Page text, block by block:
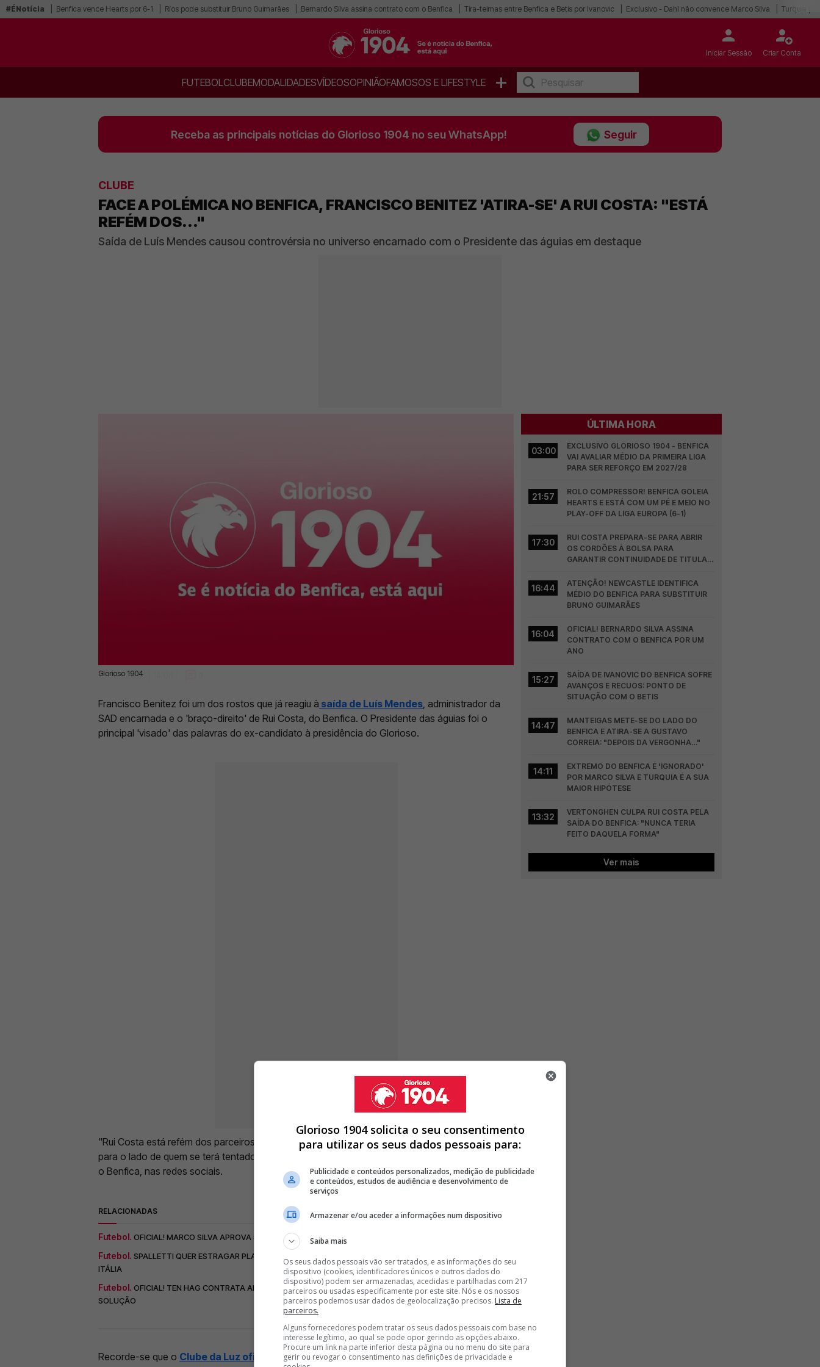
#ÉNotícia Benfica vence Hearts por 6-1 Ríos pode substituir Bruno Guimarães Bernardo Silva assina contrato com o Benfica Tira-teimas entre Benfica e Betis por Ivanovic Exclusivo - Dahl não convence Marco Silva Turquia
Iniciar Sessão Criar Conta
FUTEBOLCLUBEMODALIDADESVÍDEOSOPINIÃOFAMOSOS E LIFESTYLE +
Receba as principais notícias do Glorioso 1904 no seu WhatsApp! Seguir
CLUBE
FACE A POLÉMICA NO BENFICA, FRANCISCO BENITEZ 'ATIRA-SE' A RUI COSTA: "ESTÁ
REFÉM DOS..."
Saída de Luís Mendes causou controvérsia no universo encarnado com o Presidente das águias em destaque
Glorioso 1904
13 Jun 2024 | 14:04 |
Francisco Benitez foi um dos rostos que já reagiu à saída de Luís Mendes , administrador da
SAD encarnada e o 'braço-direito' de Rui Costa, do Benfica. O Presidente das águias foi o
principal 'visado' das palavras do ex-candidato à presidência do Glorioso.
"Rui Costa está refém dos parceiros vieiristas que escolheu e alimentou. Hoje a corda partiu
para o lado de quem se terá tentado opor, como sempre", escreveu o líder do Movimento Servir
o Benfica, nas redes sociais.
RELACIONADAS
Futebol. OFICIAL! MARCO SILVA APROVA SAÍDA DE MÉDIO DO BENFICA PARA GUIMARÃES
Futebol. SPALLETTI QUER ESTRAGAR PLANOS DE MARCO SILVA E PRETENDE LEVAR ALVO DO BENFICA PARA
ITÁLIA
Futebol. OFICIAL! TEN HAG CONTRATA ALVO DO BENFICA E OBRIGA MARCO SILVA A PROCURAR OUTRA
SOLUÇÃO
< >
Recorde-se que o Clube da Luz oficializou a saída de Luís Mendesda estrutura encarnada
ÚLTIMA HORA
03:00
EXCLUSIVO GLORIOSO 1904 - BENFICA
VAI AVALIAR MÉDIO DA PRIMEIRA LIGA
PARA SER REFORÇO EM 2027/28
21:57
ROLO COMPRESSOR! BENFICA GOLEIA
HEARTS E ESTÁ COM UM PÉ E MEIO NO
PLAY-OFF DA LIGA EUROPA (6-1)
17:30
RUI COSTA PREPARA-SE PARA ABRIR
OS CORDÕES À BOLSA PARA
GARANTIR CONTINUIDADE DE TITULAR
16:44
ATENÇÃO! NEWCASTLE IDENTIFICA
MÉDIO DO BENFICA PARA SUBSTITUIR
BRUNO GUIMARÃES
16:04
OFICIAL! BERNARDO SILVA ASSINA
CONTRATO COM O BENFICA POR UM
ANO
15:27
SAÍDA DE IVANOVIC DO BENFICA SOFRE
AVANÇOS E RECUOS: PONTO DE
SITUAÇÃO COM O BETIS
14:47
MANTEIGAS METE-SE DO LADO DO
BENFICA E ATIRA-SE A GUSTAVO
CORREIA: "DEPOIS DA VERGONHA…"
14:11
EXTREMO DO BENFICA É 'IGNORADO'
POR MARCO SILVA E TURQUIA É A SUA
MAIOR HIPÓTESE
13:32
VERTONGHEN CULPA RUI COSTA PELA
SAÍDA DO BENFICA: "NUNCA TERIA
FEITO DAQUELA FORMA"
Ver mais
Glorioso 1904 solicita o seu consentimento
para utilizar os seus dados pessoais para:
Publicidade e conteúdos personalizados, medição de publicidade
e conteúdos, estudos de audiência e desenvolvimento de
serviços
Armazenar e/ou aceder a informações num dispositivo
Saiba mais
Os seus dados pessoais vão ser tratados, e as informações do seu
dispositivo (cookies, identificadores únicos e outros dados do
dispositivo) podem ser armazenadas, acedidas e partilhadas com 217
parceiros ou usadas especificamente por este site. Nós e os nossos
parceiros podemos usar dados de geolocalização precisos. Lista de
parceiros.
Alguns fornecedores podem tratar os seus dados pessoais com base no
interesse legítimo, ao qual se pode opor gerindo as opções abaixo.
Procure um link na parte inferior desta página ou no menu do site para
gerir ou revogar o consentimento nas definições de privacidade e